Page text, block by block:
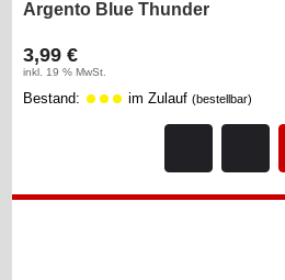
Argento Blue Thunder
3,99 €
inkl. 19 % MwSt.
Bestand: im Zulauf (bestellbar)